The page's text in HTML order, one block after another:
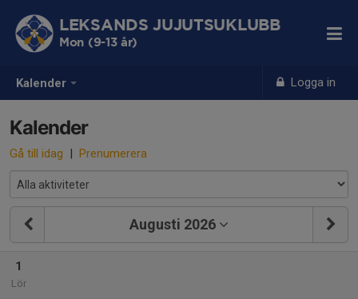
Kalender Logga in
LEKSANDS JUJUTSUKLUBB
Mon (9-13 år)
Kalender
Gå till idag | Prenumerera
Augusti 2026
1
Lör